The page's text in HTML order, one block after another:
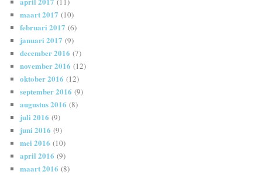
maart 2017 (10)
februari 2017 (6)
januari 2017 (9)
december 2016 (7)
november 2016 (12)
oktober 2016 (12)
september 2016 (9)
augustus 2016 (8)
juli 2016 (9)
juni 2016 (9)
mei 2016 (10)
april 2016 (9)
maart 2016 (8)